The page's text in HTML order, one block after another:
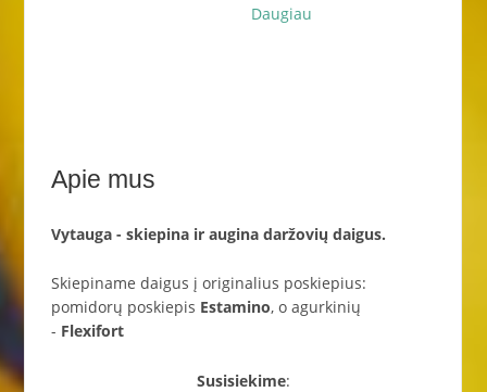
was:
Daugiau
Apie mus
Vytauga - skiepina ir augina daržovių daigus.
Skiepiname daigus į originalius poskiepius:
pomidorų poskiepis Estamino, o agurkinių
- Flexifort
Susisiekime: